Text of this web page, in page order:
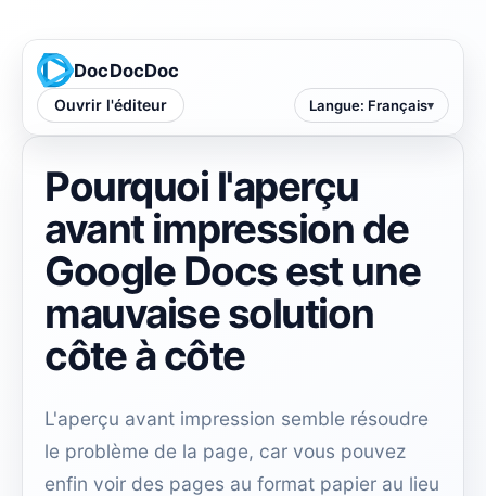
DocDocDoc
Ouvrir l'éditeur Langue: Français
Pourquoi l'aperçu
avant impression de
Google Docs est une
mauvaise solution
côte à côte
L'aperçu avant impression semble résoudre
le problème de la page, car vous pouvez
enfin voir des pages au format papier au lieu